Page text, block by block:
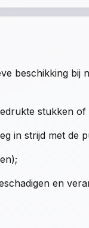
beschikking bij
stukken of
in strijd met de
en